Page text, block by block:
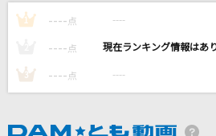
[生音]白いパラソル
[生音]晴る
1 ---- 点 ----
---- 点 ----
3 ---- 点 ----